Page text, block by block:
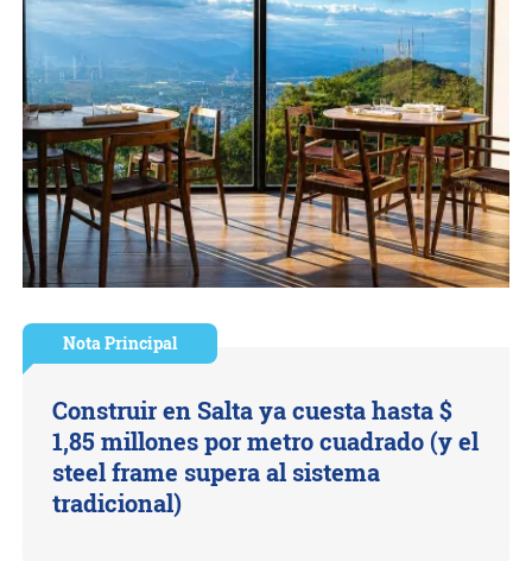
Nota Principal
Construir en Salta ya cuesta hasta $
1,85 millones por metro cuadrado (y el
steel frame supera al sistema
tradicional)